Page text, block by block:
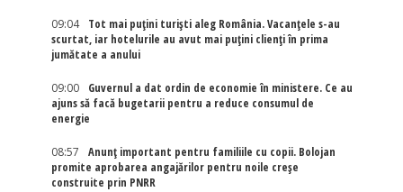
09:04
Tot mai puțini turiști aleg România. Vacanțele s-au
scurtat, iar hotelurile au avut mai puțini clienți în prima
jumătate a anului
09:00
Guvernul a dat ordin de economie în ministere. Ce au
ajuns să facă bugetarii pentru a reduce consumul de
energie
08:57
Anunț important pentru familiile cu copii. Bolojan
promite aprobarea angajărilor pentru noile creșe
construite prin PNRR